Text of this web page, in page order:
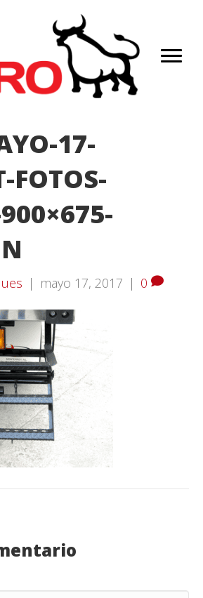
17-
FOTOS-
| mayo 17, 2017 | 0